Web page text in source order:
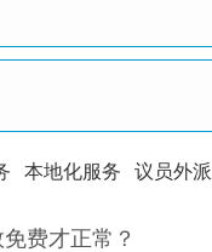
本地化服务 议员外派
业级 出版级 证件内容
费才正常？